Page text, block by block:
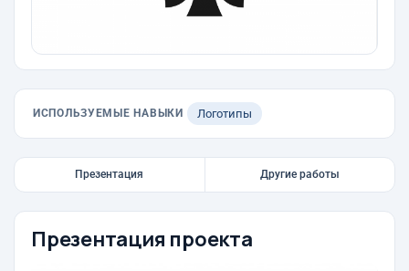
ИСПОЛЬЗУЕМЫЕ НАВЫКИ Логотипы
Презентация Другие работы
Презентация проекта